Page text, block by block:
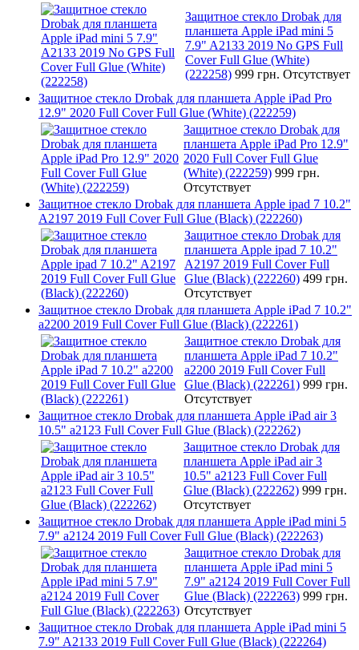
Защитное стекло Drobak для
планшета Apple iPad mini 5
7.9" A2133 2019 No GPS Full
Cover Full Glue (White)
(222258) 999 грн. Отсутствует
Защитное стекло Drobak для планшета Apple iPad Pro
12.9" 2020 Full Cover Full Glue (White) (222259)
Защитное стекло Drobak для
планшета Apple iPad Pro 12.9"
2020 Full Cover Full Glue
(White) (222259) 999 грн.
Отсутствует
Защитное стекло Drobak для планшета Apple ipad 7 10.2"
A2197 2019 Full Cover Full Glue (Black) (222260)
Защитное стекло Drobak для
планшета Apple ipad 7 10.2"
A2197 2019 Full Cover Full
Glue (Black) (222260) 499 грн.
Отсутствует
Защитное стекло Drobak для планшета Apple iPad 7 10.2"
a2200 2019 Full Cover Full Glue (Black) (222261)
Защитное стекло Drobak для
планшета Apple iPad 7 10.2"
a2200 2019 Full Cover Full
Glue (Black) (222261) 999 грн.
Отсутствует
Защитное стекло Drobak для планшета Apple iPad air 3
10.5" a2123 Full Cover Full Glue (Black) (222262)
Защитное стекло Drobak для
планшета Apple iPad air 3
10.5" a2123 Full Cover Full
Glue (Black) (222262) 999 грн.
Отсутствует
Защитное стекло Drobak для планшета Apple iPad mini 5
7.9" a2124 2019 Full Cover Full Glue (Black) (222263)
Защитное стекло Drobak для
планшета Apple iPad mini 5
7.9" a2124 2019 Full Cover Full
Glue (Black) (222263) 999 грн.
Отсутствует
Защитное стекло Drobak для планшета Apple iPad mini 5
7.9" A2133 2019 Full Cover Full Glue (Black) (222264)